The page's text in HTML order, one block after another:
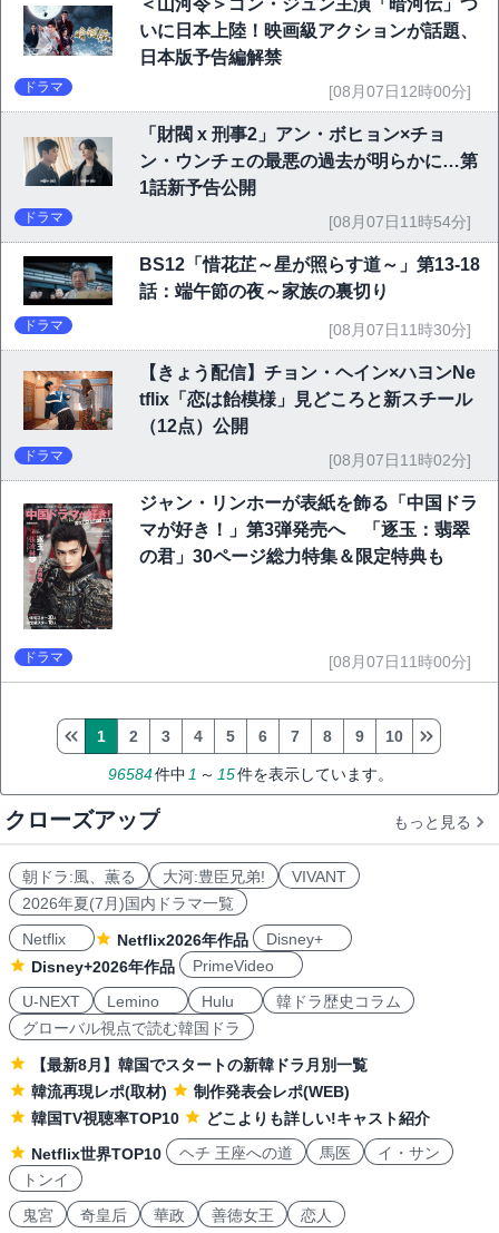
いに日本上陸！映画級アクションが話題、
日本版予告編解禁
ドラマ [08月07日12時00分]
「財閥 x 刑事2」アン・ボヒョン×チョ
ン・ウンチェの最悪の過去が明らかに…第
1話新予告公開
ドラマ [08月07日11時54分]
BS12「惜花芷～星が照らす道～」第13-18
話：端午節の夜～家族の裏切り
ドラマ [08月07日11時30分]
【きょう配信】チョン・ヘイン×ハヨンNe
tflix「恋は飴模様」見どころと新スチール
（12点）公開
ドラマ [08月07日11時02分]
ジャン・リンホーが表紙を飾る「中国ドラ
マが好き！」第3弾発売へ 「逐玉：翡翠
の君」30ページ総力特集＆限定特典も
ドラマ [08月07日11時00分]
96584件中 1 ～ 15件を表示しています。
1 2 3 4 5 6 7 8 9 10
クローズアップ もっと見る
朝ドラ:風、薫る 大河:豊臣兄弟!
VIVANT
2026年夏(7月)国内ドラマ一覧
Netflix
Netflix2026年作品
Disney+
Disney+2026年作品
PrimeVideo
U-NEXT
Lemino Hulu
韓ドラ歴史コラム
グローバル視点で読む韓国ドラ
【最新8月】韓国でスタートの新韓ドラ月別一覧
韓流再現レポ(取材)
制作発表会レポ(WEB)
韓国TV視聴率TOP10
どこよりも詳しい!キャスト紹介
Netflix世界TOP10
ヘチ 王座への道 馬医
イ・サン
トンイ
鬼宮
奇皇后 華政 善徳女王 恋人